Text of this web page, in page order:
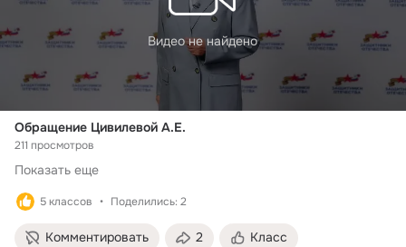
Видео не найдено
Обращение Цивилевой А.Е.
211 просмотров
Показать еще
5 классов Поделились: 2
Комментировать 2 Класс